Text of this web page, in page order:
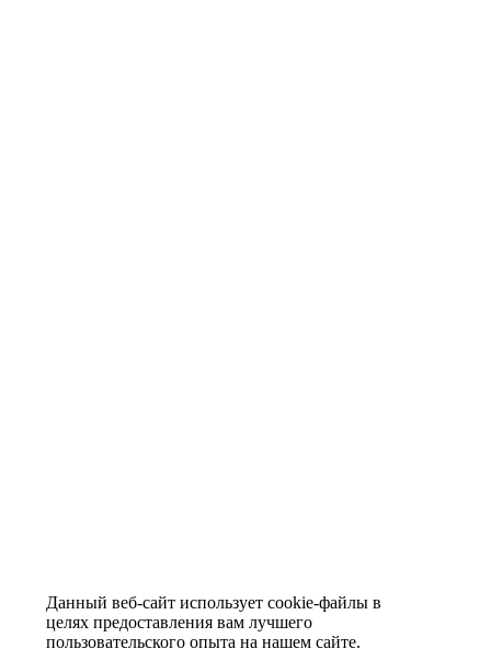
Данный веб-сайт использует cookie-файлы в
целях предоставления вам лучшего
пользовательского опыта на нашем сайте.